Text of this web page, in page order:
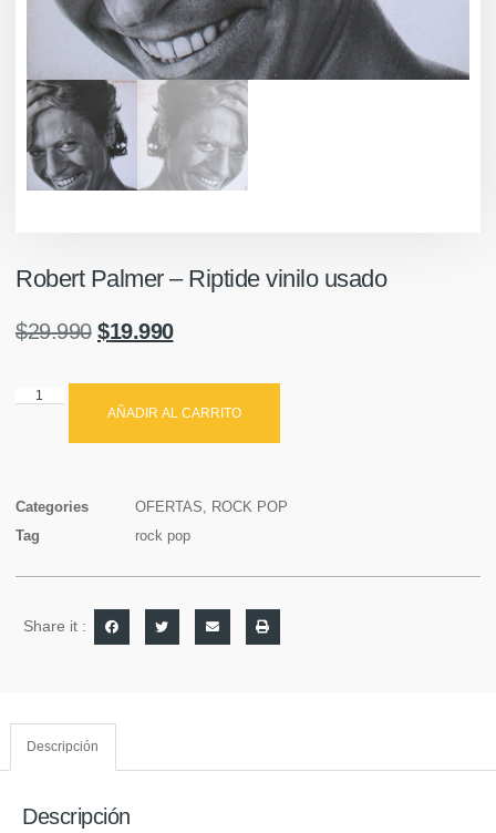
Robert Palmer – Riptide vinilo usado
$29.990 $19.990
AÑADIR AL CARRITO
Categories OFERTAS, ROCK POP
Tag
rock pop
Share it :
Descripción
Descripción